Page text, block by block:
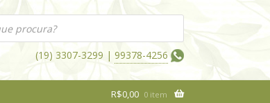
(19) 3307-3299 | 99378-4256
R$0,00 0 item